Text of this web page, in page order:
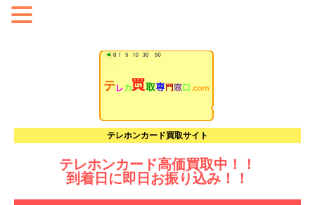
テレホンカード買取サイト
テレホンカード高価買取中！！
到着日に即日お振り込み！！